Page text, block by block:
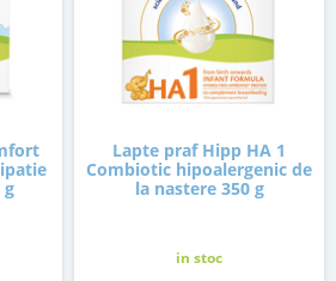
g
Lapte praf Hipp HA 1
Combiotic hipoalergenic de
la nastere 350 g
in stoc